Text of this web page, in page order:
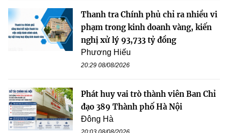
Thanh tra Chính phủ chỉ ra nhiều vi
phạm trong kinh doanh vàng, kiến
nghị xử lý 93,733 tỷ đồng
Phương Hiếu
20:29 08/08/2026
Phát huy vai trò thành viên Ban Chỉ
đạo 389 Thành phố Hà Nội
Đông Hà